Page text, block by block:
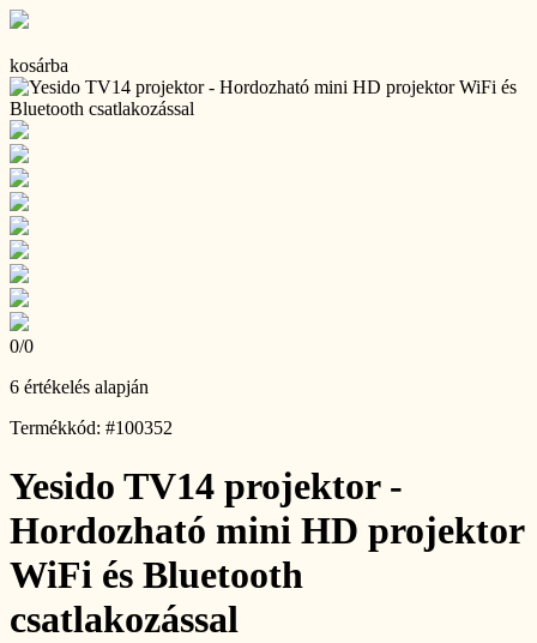
kosárba
0/0
6 értékelés alapján
Termékkód: #100352
Yesido TV14 projektor -
Hordozható mini HD projektor
WiFi és Bluetooth
csatlakozással